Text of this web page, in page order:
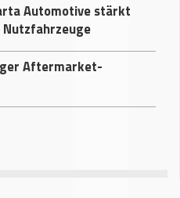
Automotive stärkt
Aftermarket-